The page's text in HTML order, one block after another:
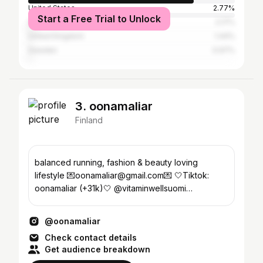
United States
2.77%
Spain
Start a Free Trial to Unlock
3. oonamaliar
Finland
balanced running, fashion & beauty loving
lifestyle 💌oonamaliar@gmail.com💌 🤍Tiktok:
oonamaliar (+31k)🤍 @vitaminwellsuomi
@oonamaliar
Check contact details
Get audience breakdown